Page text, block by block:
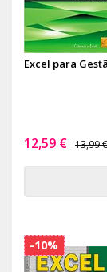
Excel para
12,59 € 13,99 €
-10%